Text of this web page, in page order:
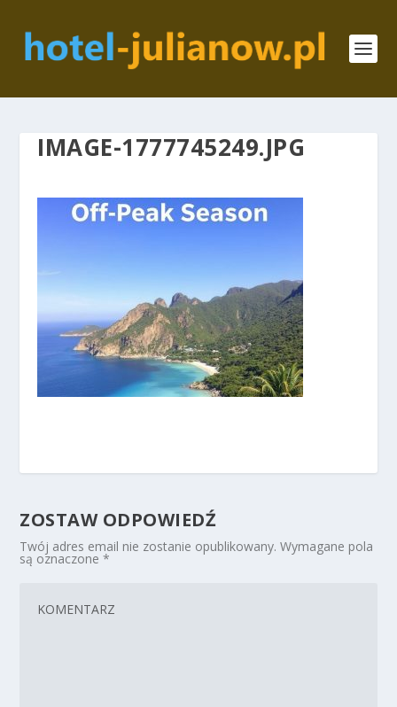
IMAGE-1777745249.JPG
ZOSTAW ODPOWIEDŹ
Twój adres email nie zostanie opublikowany. Wymagane pola
są oznaczone*